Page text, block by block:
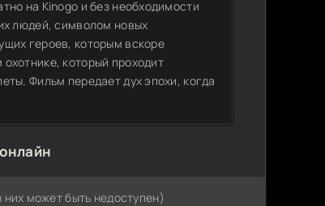
на Kinogo и без необходимости
людей, символом новых
героев, которым вскоре
который проходит
Фильм передает дух эпохи, когда
может быть недоступен)